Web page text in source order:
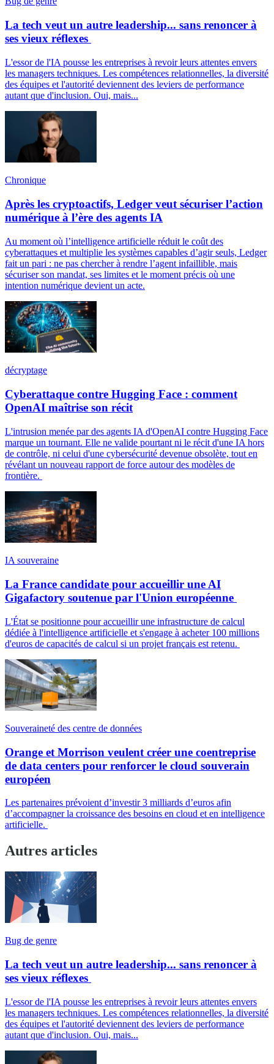
La tech veut un autre leadership... sans renoncer à
ses vieux réflexes
L'essor de l'IA pousse les entreprises à revoir leurs attentes envers
les managers techniques. Les compétences relationnelles, la diversité
des équipes et l'autorité deviennent des leviers de performance
autant que d'inclusion. Oui, mais...
Chronique
Après les cryptoactifs, Ledger veut sécuriser l’action
numérique à l’ère des agents IA
Au moment où l’intelligence artificielle réduit le coût des
cyberattaques et multiplie les systèmes capables d’agir seuls, Ledger
fait un pari : ne pas chercher à rendre l’agent infaillible, mais
sécuriser son mandat, ses limites et le moment précis où une
intention numérique devient un acte.
décryptage
Cyberattaque contre Hugging Face : comment
OpenAI maîtrise son récit
L'intrusion menée par des agents IA d'OpenAI contre Hugging Face
marque un tournant. Elle ne valide pourtant ni le récit d'une IA hors
de contrôle, ni celui d'une cybersécurité devenue obsolète, tout en
révélant un nouveau rapport de force autour des modèles de
frontière.
IA souveraine
La France candidate pour accueillir une AI
Gigafactory soutenue par l'Union européenne
L'État se positionne pour accueillir une infrastructure de calcul
dédiée à l'intelligence artificielle et s'engage à acheter 100 millions
d'euros de capacités de calcul si un projet français est retenu.
Souveraineté des centre de données
Orange et Morrison veulent créer une coentreprise
de data centers pour renforcer le cloud souverain
européen
Les partenaires prévoient d’investir 3 milliards d’euros afin
d’accompagner la croissance des besoins en cloud et en intelligence
artificielle.
Autres articles
Bug de genre
La tech veut un autre leadership... sans renoncer à
ses vieux réflexes
L'essor de l'IA pousse les entreprises à revoir leurs attentes envers
les managers techniques. Les compétences relationnelles, la diversité
des équipes et l'autorité deviennent des leviers de performance
autant que d'inclusion. Oui, mais...